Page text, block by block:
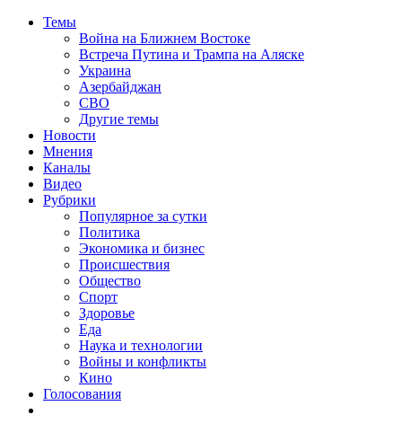
Темы
Война на Ближнем Востоке
Встреча Путина и Трампа на Аляске
Украина
Азербайджан
СВО
Другие темы
Новости
Мнения
Каналы
Видео
Рубрики
Популярное за сутки
Политика
Экономика и бизнес
Происшествия
Общество
Спорт
Здоровье
Еда
Наука и технологии
Войны и конфликты
Кино
Голосования